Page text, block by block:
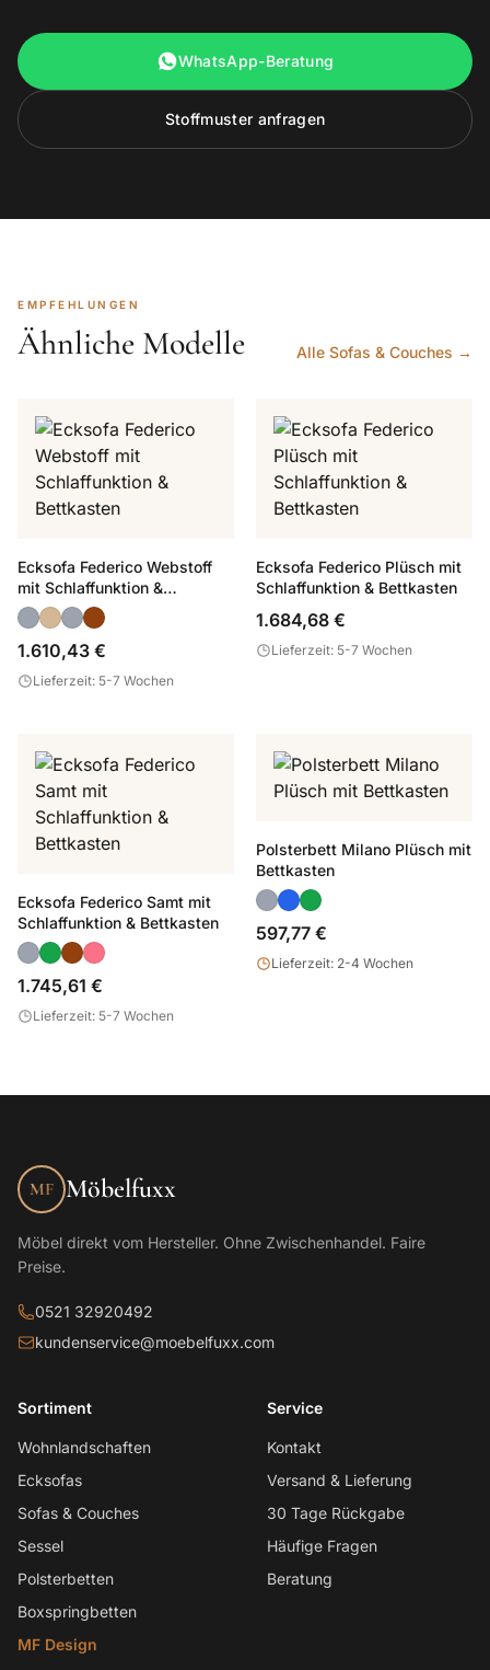
WhatsApp-Beratung
Stoffmuster anfragen
EMPFEHLUNGEN
Ähnliche Modelle Alle Sofas & Couches →
Ecksofa Federico Webstoff
mit Schlaffunktion &
Bettkasten
1.610,43 €
Lieferzeit: 5-7 Wochen
Ecksofa Federico Plüsch mit
Schlaffunktion & Bettkasten
1.684,68 €
Lieferzeit: 5-7 Wochen
Ecksofa Federico Samt mit
Schlaffunktion & Bettkasten
1.745,61 €
Lieferzeit: 5-7 Wochen
Polsterbett Milano Plüsch mit
Bettkasten
597,77 €
Lieferzeit: 2-4 Wochen
MF Möbelfuxx
Möbel direkt vom Hersteller. Ohne Zwischenhandel. Faire
Preise.
0521 32920492
kundenservice@moebelfuxx.com
Sortiment
Wohnlandschaften
Ecksofas
Sofas & Couches
Sessel
Polsterbetten
Boxspringbetten
MF Design
Service
Kontakt
Versand & Lieferung
30 Tage Rückgabe
Häufige Fragen
Beratung